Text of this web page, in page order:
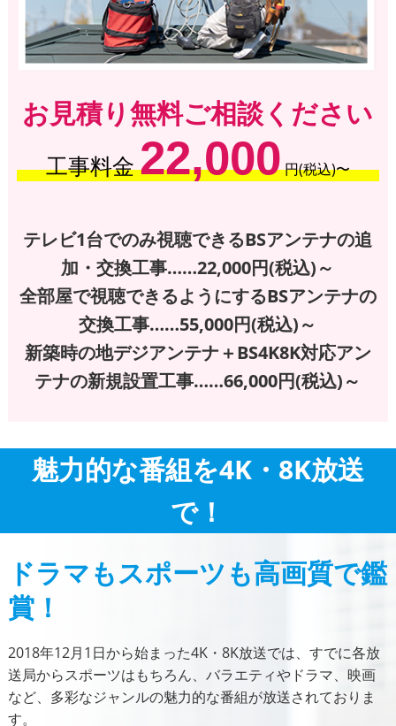
お見積り無料ご相談ください
工事料金22,000円(税込)〜
テレビ1台でのみ視聴できるBSアンテナの追
加・交換工事……22,000円(税込)～
全部屋で視聴できるようにするBSアンテナの
交換工事……55,000円(税込)～
新築時の地デジアンテナ＋BS4K8K対応アン
テナの新規設置工事……66,000円(税込)～
魅力的な番組を4K・8K放送
で！
ドラマもスポーツも高画質で鑑
賞！
2018年12月1日から始まった4K・8K放送では、すでに各放
送局からスポーツはもちろん、バラエティやドラマ、映画
など、多彩なジャンルの魅力的な番組が放送されておりま
す。